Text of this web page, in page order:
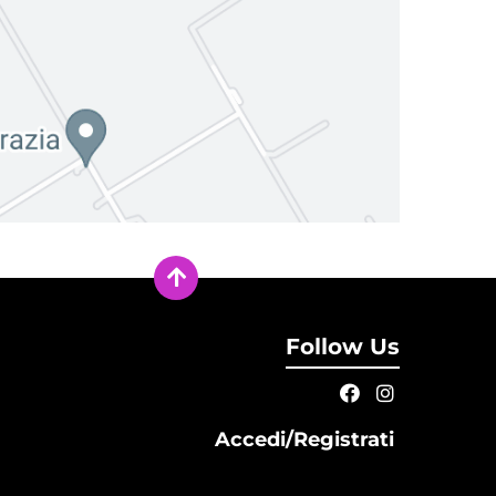
Follow Us
Accedi/Registrati